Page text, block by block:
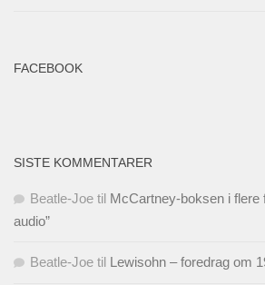
FACEBOOK
SISTE KOMMENTARER
Beatle-Joe til McCartney-boksen i flere
audio”
Beatle-Joe til Lewisohn – foredrag om